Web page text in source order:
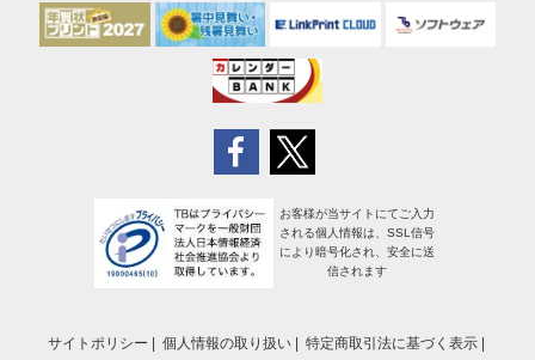
お客様が当サイトにてご入力
される個人情報は、SSL信号
により暗号化され、安全に送
信されます
サイトポリシー 個人情報の取り扱い 特定商取引法に基づく表示